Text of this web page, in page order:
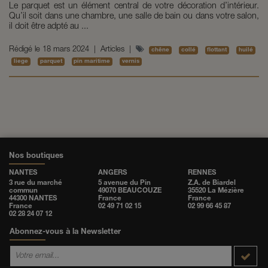
Le parquet est un élément central de votre décoration d’intérieur.
Qu’il soit dans une chambre, une salle de bain ou dans votre salon,
il doit être adpté au ...
Rédigé le 18 mars 2024 Articles chêne collé flottant
huilé
liege
parquet pin maritime vernis
Nos boutiques
NANTES
3 rue du marché
commun
44300 NANTES
France
02 28 24 07 12
ANGERS
5 avenue du Pin
49070 BEAUCOUZE
France
02 49 71 02 15
RENNES
Z.A. de Biardel
35520 La Mézière
France
02 99 66 45 87
Abonnez-vous à la Newsletter